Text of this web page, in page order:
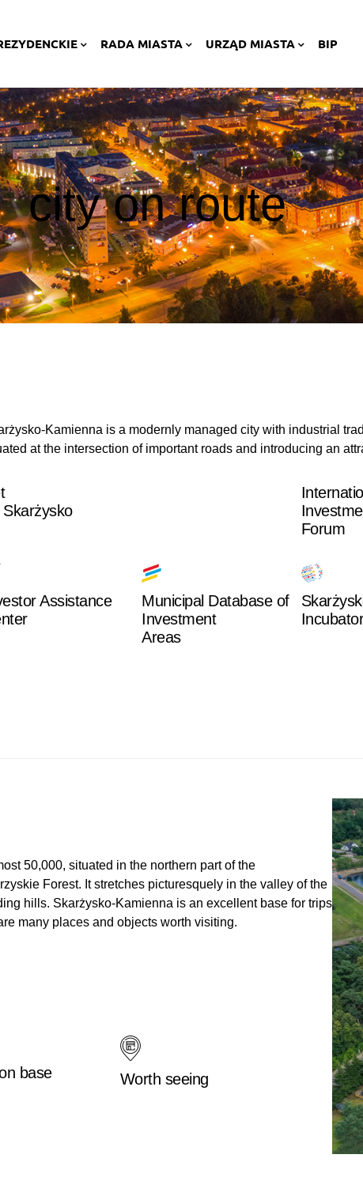
RADA MIASTA URZĄD MIASTA BIP
city on route
Kamienna is a modernly managed city with industrial
at the intersection of important roads and introducing an
Skarżysko
Forum
Assistance
Municipal Database of
Investment
Areas
50,000, situated in the northern part of the
Forest. It stretches picturesquely in the valley of the
hills. Skarżysko-Kamienna is an excellent base for trips
many places and objects worth visiting.
base Worth seeing